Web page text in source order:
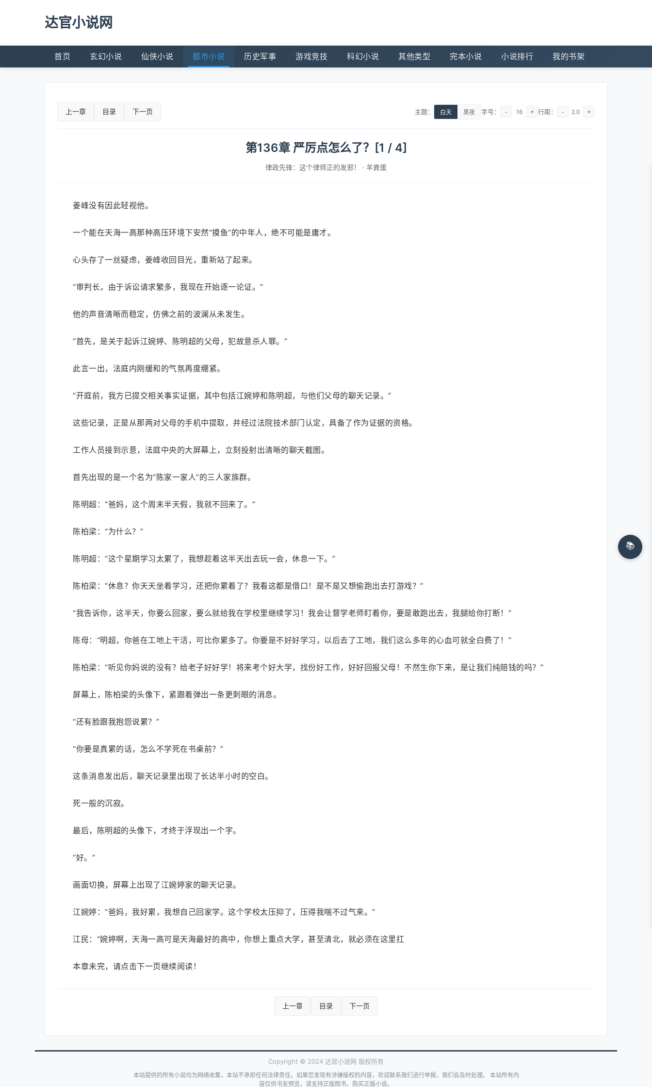
达官小说网
首页 玄幻小说 仙侠小说 都市小说 历史军事 游戏竞技 科幻小说 其他类型 完本小说 小说排行 我的书架
上一章 目录 下一页 主题： 白天 黑夜 字号： - 16 + 行距： - 2.0 +
第136章 严厉点怎么了？[1 / 4]
律政先锋：这个律师正的发邪！ · 羊粪蛋
姜峰没有因此轻视他。
一个能在天海一高那种高压环境下安然“摸鱼”的中年人，绝不可能是庸才。
心头存了一丝疑虑，姜峰收回目光，重新站了起来。
“审判长，由于诉讼请求繁多，我现在开始逐一论证。”
他的声音清晰而稳定，仿佛之前的波澜从未发生。
“首先，是关于起诉江婉婷、陈明超的父母，犯故意杀人罪。”
此言一出，法庭内刚缓和的气氛再度绷紧。
“开庭前，我方已提交相关事实证据，其中包括江婉婷和陈明超，与他们父母的聊天记录。”
这些记录，正是从那两对父母的手机中提取，并经过法院技术部门认定，具备了作为证据的资格。
工作人员接到示意，法庭中央的大屏幕上，立刻投射出清晰的聊天截图。
首先出现的是一个名为“陈家一家人”的三人家族群。
陈明超：“爸妈，这个周末半天假，我就不回来了。”
陈柏梁：“为什么？”
陈明超：“这个星期学习太累了，我想趁着这半天出去玩一会，休息一下。”
陈柏梁：“休息？你天天坐着学习，还把你累着了？我看这都是借口！是不是又想偷跑出去打游戏？”
“我告诉你，这半天，你要么回家，要么就给我在学校里继续学习！我会让督学老师盯着你，要是敢跑出去，我腿给你打断！”
陈母：“明超，你爸在工地上干活，可比你累多了。你要是不好好学习，以后去了工地，我们这么多年的心血可就全白费了！”
陈柏梁：“听见你妈说的没有？给老子好好学！将来考个好大学，找份好工作，好好回报父母！不然生你下来，是让我们纯赔钱的吗？”
屏幕上，陈柏梁的头像下，紧跟着弹出一条更刺眼的消息。
“还有脸跟我抱怨说累？”
“你要是真累的话，怎么不学死在书桌前？”
这条消息发出后，聊天记录里出现了长达半小时的空白。
死一般的沉寂。
最后，陈明超的头像下，才终于浮现出一个字。
“好。”
画面切换，屏幕上出现了江婉婷家的聊天记录。
江婉婷：“爸妈，我好累，我想自己回家学。这个学校太压抑了，压得我喘不过气来。”
江民：“婉婷啊，天海一高可是天海最好的高中，你想上重点大学，甚至清北，就必须在这里扛
本章未完，请点击下一页继续阅读！
上一章 目录 下一页
📚
Copyright © 2024 达官小说网 版权所有
本站提供的所有小说均为网络收集，本站不承担任何法律责任。如果您发现有涉嫌版权的内容，欢迎联系我们进行举报，我们会及时处理。 本站所有内
容仅供书友预览，请支持正版图书，购买正版小说。